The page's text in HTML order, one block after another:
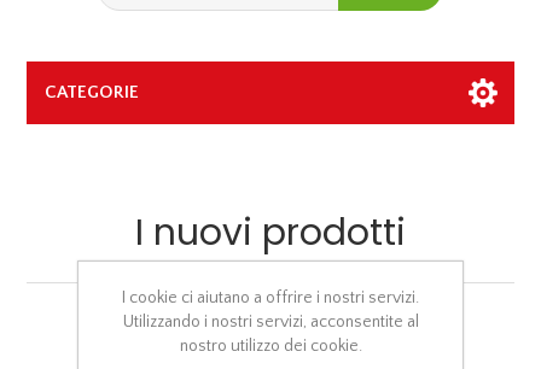
CATEGORIE
I nuovi prodotti
I cookie ci aiutano a offrire i nostri servizi.
Utilizzando i nostri servizi, acconsentite al
nostro utilizzo dei cookie.